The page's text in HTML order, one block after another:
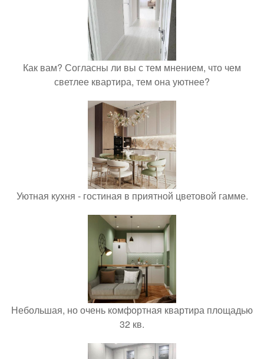
Как вам? Согласны ли вы с тем мнением, что чем
светлее квартира, тем она уютнее?
Уютная кухня - гостиная в приятной цветовой гамме.
Небольшая, но очень комфортная квартира площадью
32 кв.